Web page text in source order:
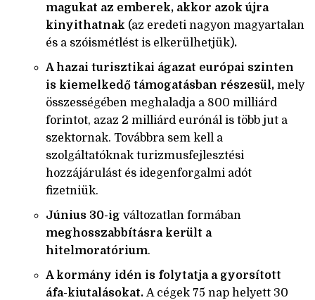
magukat az emberek, akkor azok újra
kinyithatnak (az eredeti nagyon magyartalan
és a szóismétlést is elkerülhetjük).
A hazai turisztikai ágazat európai szinten
is kiemelkedő támogatásban részesül, mely
összességében meghaladja a 800 milliárd
forintot, azaz 2 milliárd eurónál is több jut a
szektornak. Továbbra sem kell a
szolgáltatóknak turizmusfejlesztési
hozzájárulást és idegenforgalmi adót
fizetniük.
Június 30-ig változatlan formában
meghosszabbításra került a
hitelmoratórium.
A kormány idén is folytatja a gyorsított
áfa-kiutalásokat. A cégek 75 nap helyett 30